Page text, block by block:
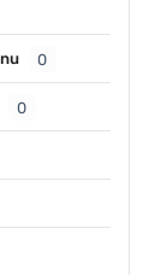
0
0